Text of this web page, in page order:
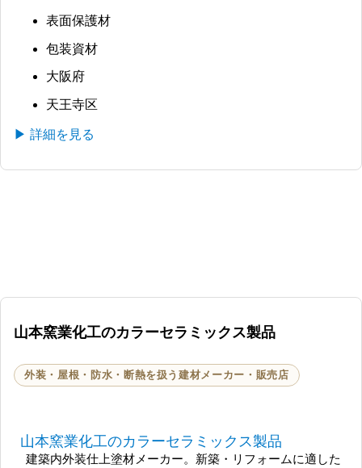
表面保護材
包装資材
大阪府
天王寺区
▶ 詳細を見る
山本窯業化工のカラーセラミックス製品
外装・屋根・防水・断熱を扱う建材メーカー・販売店
山本窯業化工のカラーセラミックス製品
建築内外装仕上塗材メーカー。新築・リフォームに適した